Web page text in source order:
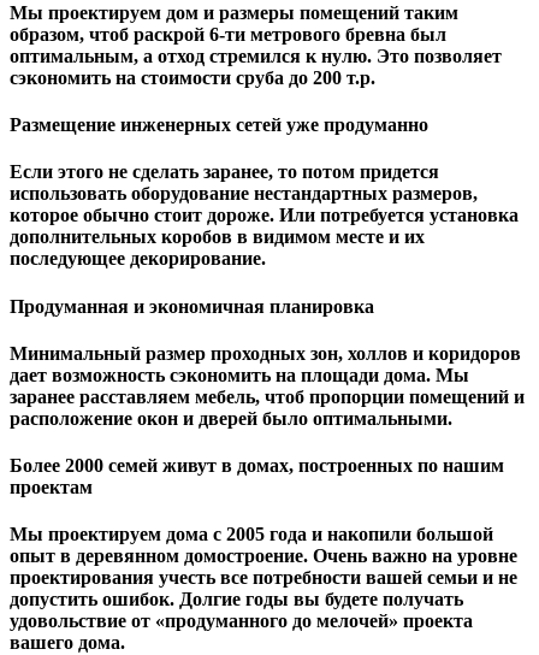
Мы проектируем дом и размеры помещений таким
образом, чтоб раскрой 6-ти метрового бревна был
оптимальным, а отход стремился к нулю. Это позволяет
сэкономить на стоимости сруба до 200 т.р.
Размещение инженерных сетей уже продуманно
Если этого не сделать заранее, то потом придется
использовать оборудование нестандартных размеров,
которое обычно стоит дороже. Или потребуется установка
дополнительных коробов в видимом месте и их
последующее декорирование.
Продуманная и экономичная планировка
Минимальный размер проходных зон, холлов и коридоров
дает возможность сэкономить на площади дома. Мы
заранее расставляем мебель, чтоб пропорции помещений и
расположение окон и дверей было оптимальными.
Более 2000 семей живут в домах, построенных по нашим
проектам
Мы проектируем дома с 2005 года и накопили большой
опыт в деревянном домостроение. Очень важно на уровне
проектирования учесть все потребности вашей семьи и не
допустить ошибок. Долгие годы вы будете получать
удовольствие от «продуманного до мелочей» проекта
вашего дома.